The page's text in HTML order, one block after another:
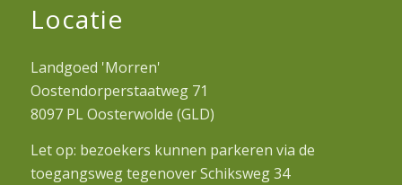
Locatie
Landgoed 'Morren'
Oostendorperstaatweg 71
8097 PL Oosterwolde (GLD)
Let op: bezoekers kunnen parkeren via de
toegangsweg tegenover Schiksweg 34